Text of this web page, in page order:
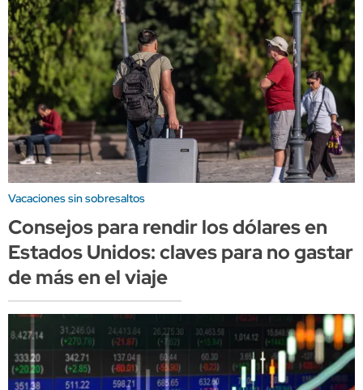
Vacaciones sin sobresaltos
Consejos para rendir los dólares en
Estados Unidos: claves para no gastar
de más en el viaje